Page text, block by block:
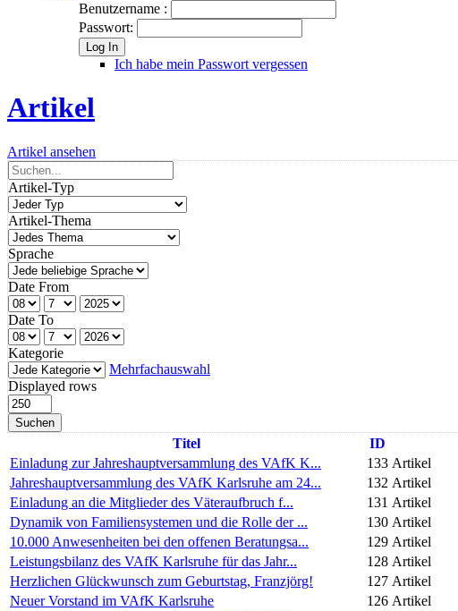
Benutzername :
Passwort:
Log In
Ich habe mein Passwort vergessen
Artikel
Artikel ansehen
Artikel-Typ
Artikel-Thema
Sprache
Date From
Date To
Kategorie
Mehrfachauswahl
Displayed rows
Suchen
Titel ID
Einladung zur Jahreshauptversammlung des VAfK K...
133 Artikel
Jahreshauptversammlung des VAfK Karlsruhe am 24...
132 Artikel
Einladung an die Mitglieder des Väteraufbruch f...
131 Artikel
Dynamik von Familiensystemen und die Rolle der ...
130 Artikel
10.000 Anwesenheiten bei den offenen Beratungsa...
129 Artikel
Leistungsbilanz des VAfK Karlsruhe für das Jahr...
128 Artikel
Herzlichen Glückwunsch zum Geburtstag, Franzjörg!
127 Artikel
Neuer Vorstand im VAfK Karlsruhe
126 Artikel